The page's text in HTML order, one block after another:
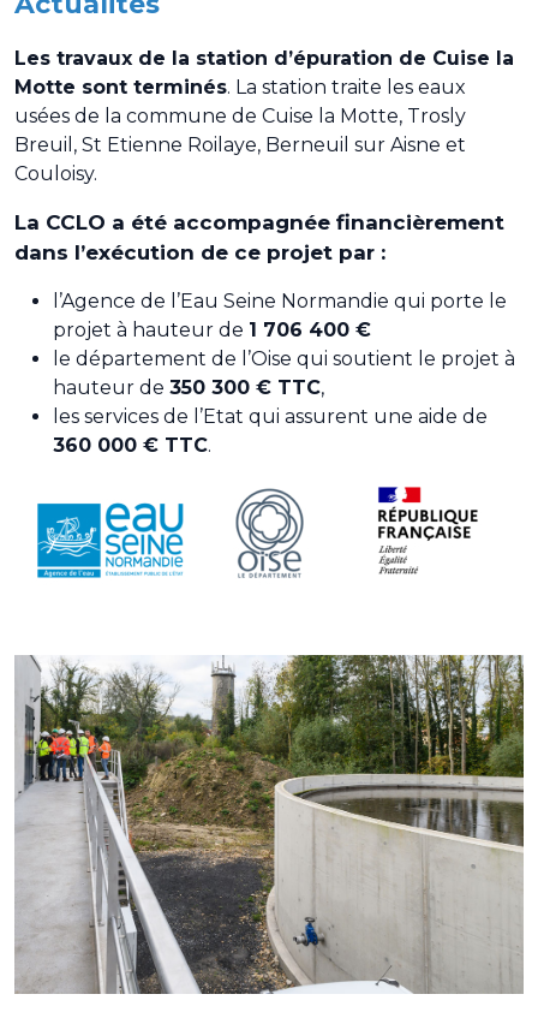
Les travaux de la station d’épuration de Cuise la
Motte sont terminés. La station traite les eaux
usées de la commune de Cuise la Motte, Trosly
Breuil, St Etienne Roilaye, Berneuil sur Aisne et
Couloisy.
La CCLO a été accompagnée financièrement
dans l’exécution de ce projet par :
l’Agence de l’Eau Seine Normandie qui porte le
projet à hauteur de 1 706 400 €
le département de l’Oise qui soutient le projet à
hauteur de 350 300 € TTC,
les services de l’Etat qui assurent une aide de
360 000 € TTC.